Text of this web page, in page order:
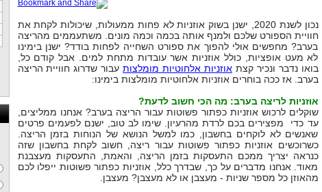
נכון לשנת 2020, ישנן בשוק אוזניות לא פחות ממעולות, שיכולות לקחת את
חוויית הספורט שלכם ולמנף אותה בכמה וכמה מונים. משתעממים מהריצה
בערב? מחפשים אולי להפוך את ספורט השחייה לפחות בודד? ישנן בימינו
לא מעט אופציות, כולל אוזניות אשר עובדות מתחת למים. אבל קודם כל,
בואו נדבר ונכיר קצתאוזניות אלחוטיות מומלצותעבור שדרוג חוויית הריצה
בערב. אז ככה בוחרים אוזניות אלחוטיות מומלצות בימינו:
אוזניות לריצה בערב: מה הכי חשוב לדעת?
שוקלים לרכוש אוזניות כפתור פשוטות עבור הריצה בערב? אנחנו ממליצים,
עד כדי מפצירים בכם לרדת מהרעיון. שימו לב טוב, ישנם לפעמים פרטים
שאנשים לא לוקחים בחשבון, כמו למשל הנושא של הנוחות בזמן הריצה.
כשרוכשים אוזניות כפתור פשוטות עבור ריצה, חשוב לקחת בחשבון שזה
כנראה יצריך ממכם התעסקות בזמן הריצה, והאמת, התעסקות מעצבנת
מאוד. אנחנו מדברים על כך, שבדרך כלל, אוזניות כפתור פשוטות ייפלו לכם
מהאוזן כל מספר שניות - מעצבן או לא מעצבן? מעצבן.